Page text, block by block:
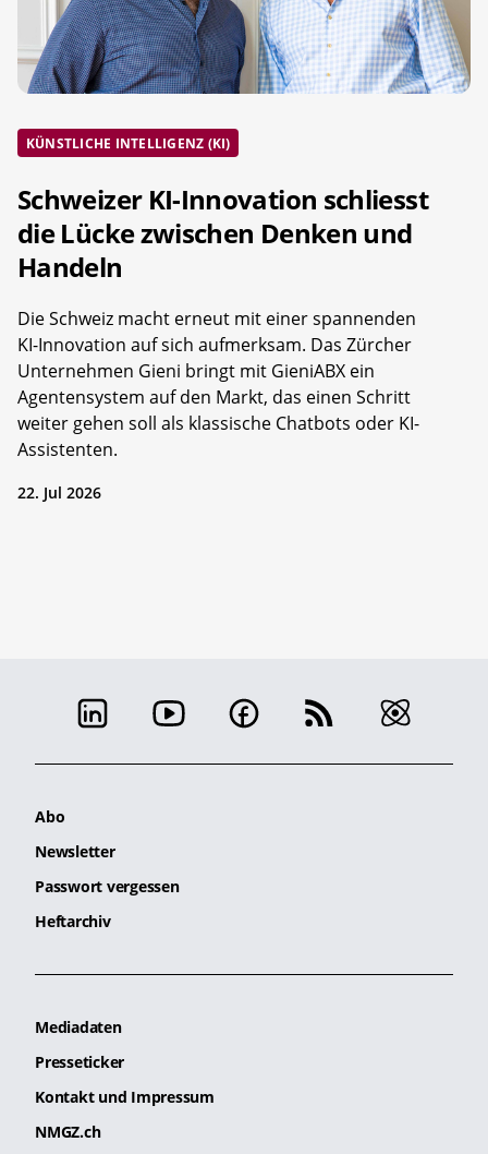
KÜNSTLICHE INTELLIGENZ (KI)
Schweizer KI-Innovation schliesst
die Lücke zwischen Denken und
Handeln
Die Schweiz macht erneut mit einer spannenden
KI-Innovation auf sich aufmerksam. Das Zürcher
Unternehmen Gieni bringt mit GieniABX ein
Agentensystem auf den Markt, das einen Schritt
weiter gehen soll als klassische Chatbots oder KI-
Assistenten.
22. Jul 2026
Abo
Newsletter
Passwort vergessen
Heftarchiv
Mediadaten
Presseticker
Kontakt und Impressum
NMGZ.ch